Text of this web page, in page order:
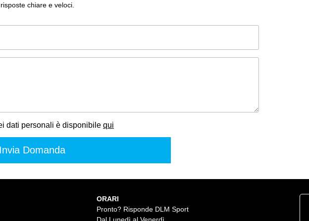
chiare e veloci.
dati personali è disponibile qui
ORARI
Pronto? Risponde DLM Sport